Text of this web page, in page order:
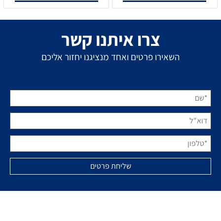
מקרן, השוק מציע מגוון רחב של אפשרויות עם תכונות שונות
ריכזתי כאן סקירה מעמיקה והשוואה בין כמה דגמים פופולריים
לאיכות התמונה, עוצמת ההארה, טכנולוגיית ההקרנה והתאמה
מקרני LED ניידים – קומפקטיים וגמישים
במיוחד
אם אתם מחפשים מקרנים קטנים וניידים שקל לקחת לכל מקום
ולהפעיל במהירות, דגמי ה-LED הקומפקטיים של ViewSonic הם
אפשרות נהדרת. דגםViewSonic M1+ LED WVGAהוא אחד
הפופולריים בקטגוריה הזו בזכות העיצוב הקומפקטי והסוללה
המובנית שמאפשרת הקרנה בכל מקום ללא צורך בחיבור
צרו איתנו קשר
השאירו פרטים ואחד מנציגנו יחזור אליכם